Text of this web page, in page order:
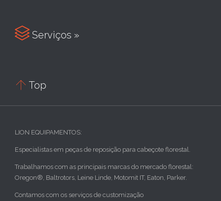
 Serviços »
 Top
LION EQUIPAMENTOS:
Especialistas em peças de reposição para cabeçote florestal.
Trabalhamos com as principais marcas do mercado florestal:
Oregon®, Baltrotors, Leine Linde, Motomit IT, Eaton, Parker.
Contamos com os serviços de customização